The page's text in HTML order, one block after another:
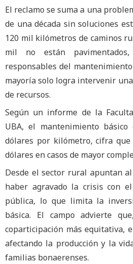
El reclamo se suma a una
de una década sin soluciones
120 mil kilómetros de caminos
mil no están
responsables del
mayoría solo logra intervenir
de recursos.
Según un informe de la
UBA, el mantenimiento
dólares por kilómetro, cifra
dólares en casos de mayor
Desde el sector rural apuntan
haber agravado la crisis con
pública, lo que limita la
básica. El campo advierte
coparticipación más equitativa,
afectando la producción y la
familias bonaerenses.